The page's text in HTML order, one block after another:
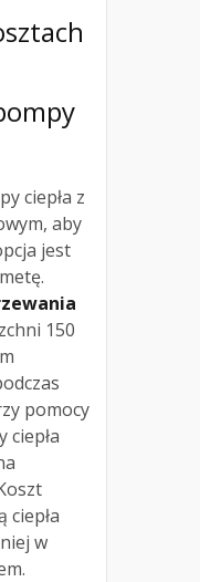
ciepła z
aby
jest
150
pomocy
ciepła
w